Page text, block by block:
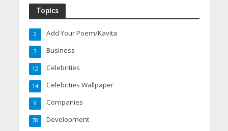
Topics
Add Your Poem/Kavita
2
Business
3
Celebrities
12
Celebrities Wallpaper
14
Companies
9
Development
78